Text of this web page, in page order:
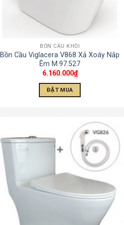
BỒN CẦU KHỐI
Bồn Cầu Viglacera V868 Xả Xoáy Nắp
Êm M.97.527
6.160.000₫
ĐẶT MUA